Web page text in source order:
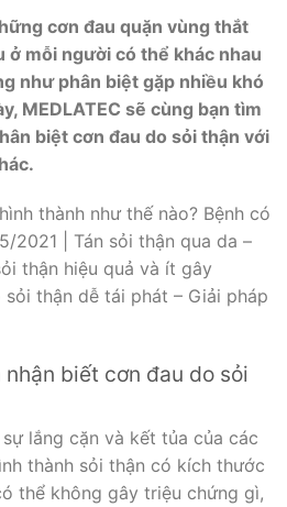
cơn đau quặn vùng thắt
ở mỗi người có thể khác nhau
như phân biệt gặp nhiều khó
MEDLATEC sẽ cùng bạn tìm
biệt cơn đau do sỏi thận với
thành như thế nào? Bệnh có
2021 | Tán sỏi thận qua da –
thận hiệu quả và ít gây
sỏi thận dễ tái phát – Giải pháp
nhận biết cơn đau do sỏi
lắng cặn và kết tủa của các
thành sỏi thận có kích thước
thể không gây triệu chứng gì,